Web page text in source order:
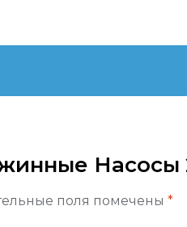
поля помечены *